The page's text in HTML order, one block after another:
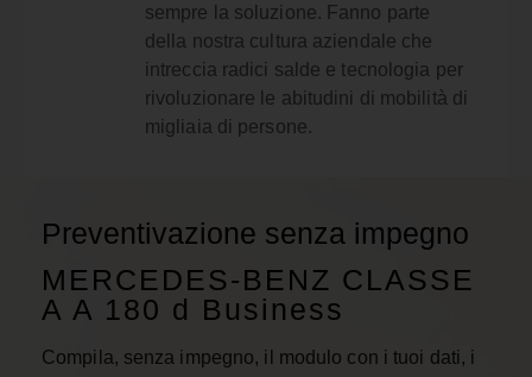
sempre la soluzione. Fanno parte
della nostra cultura aziendale che
intreccia radici salde e tecnologia per
rivoluzionare le abitudini di mobilità di
migliaia di persone.
Preventivazione senza impegno
MERCEDES-BENZ CLASSE
A A 180 d Business
Compila, senza impegno, il modulo con i tuoi dati, i